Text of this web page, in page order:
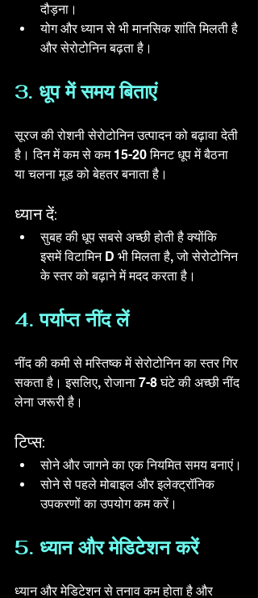
दौड़ना।
योग और ध्यान से भी मानसिक शांति मिलती है
और सेरोटोनिन बढ़ता है।
3. धूप में समय बिताएं
सूरज की रोशनी सेरोटोनिन उत्पादन को बढ़ावा देती
है। दिन में कम से कम 15-20 मिनट धूप में बैठना
या चलना मूड को बेहतर बनाता है।
ध्यान दें:
सुबह की धूप सबसे अच्छी होती है क्योंकि
इसमें विटामिन D भी मिलता है, जो सेरोटोनिन
के स्तर को बढ़ाने में मदद करता है।
4. पर्याप्त नींद लें
नींद की कमी से मस्तिष्क में सेरोटोनिन का स्तर गिर
सकता है। इसलिए, रोजाना 7-8 घंटे की अच्छी नींद
लेना जरूरी है।
टिप्स:
सोने और जागने का एक नियमित समय बनाएं।
सोने से पहले मोबाइल और इलेक्ट्रॉनिक
उपकरणों का उपयोग कम करें।
5. ध्यान और मेडिटेशन करें
ध्यान और मेडिटेशन से तनाव कम होता है और